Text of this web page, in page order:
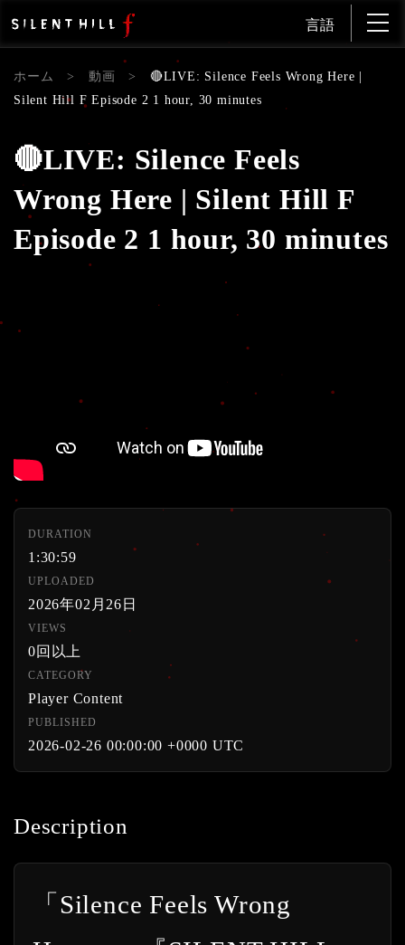
言語
ホーム > 動画 >
🔴LIVE: Silence Feels Wrong Here |
Silent Hill F Episode 2 1 hour, 30 minutes
🔴LIVE: Silence Feels
Wrong Here | Silent Hill F
Episode 2 1 hour, 30 minutes
DURATION
1:30:59
UPLOADED
2026年02月26日
VIEWS
0回以上
CATEGORY
Player Content
PUBLISHED
2026-02-26 00:00:00 +0000 UTC
Description
「Silence Feels Wrong